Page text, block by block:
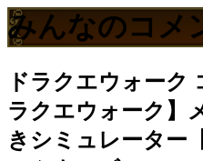
みんなのコメ
ドラクエウォーク
ラクエウォーク】
きシミュレーター